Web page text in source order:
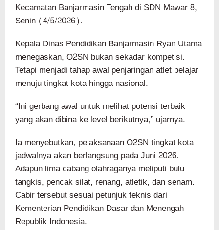
Kecamatan Banjarmasin Tengah di SDN Mawar 8,
Senin (4/5/2026).
Kepala Dinas Pendidikan Banjarmasin Ryan Utama
menegaskan, O2SN bukan sekadar kompetisi.
Tetapi menjadi tahap awal penjaringan atlet pelajar
menuju tingkat kota hingga nasional.
“Ini gerbang awal untuk melihat potensi terbaik
yang akan dibina ke level berikutnya,” ujarnya.
Ia menyebutkan, pelaksanaan O2SN tingkat kota
jadwalnya akan berlangsung pada Juni 2026.
Adapun lima cabang olahraganya meliputi bulu
tangkis, pencak silat, renang, atletik, dan senam.
Cabir tersebut sesuai petunjuk teknis dari
Kementerian Pendidikan Dasar dan Menengah
Republik Indonesia.